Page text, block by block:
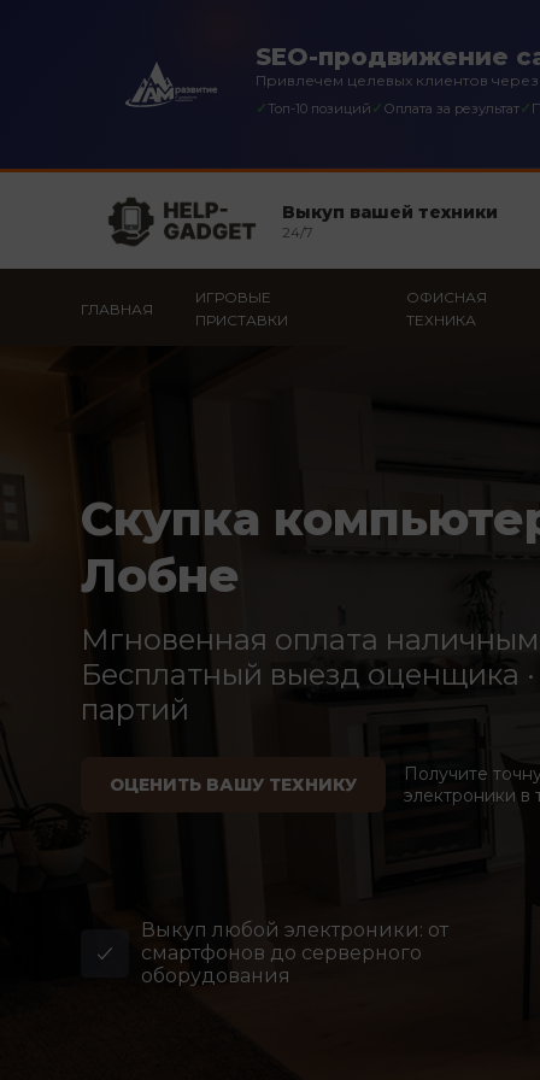
SEO-продвижение
Привлечем целевых клиентов
✓Топ-10 позиций ✓ Оплата за результат✓
Выкуп вашей техники
24/7
ГЛАВНАЯ
ИГРОВЫЕ
ПРИСТАВКИ
ОФИСНАЯ
ТЕХНИКА
Скупка
Лобне
Мгновенная оплата
Бесплатный выезд оценщика
партий
ОЦЕНИТЬ ВАШУ ТЕХНИКУ
Получите
электроники в
Выкуп любой электроники: от
смартфонов до серверного
оборудования